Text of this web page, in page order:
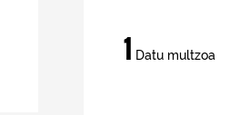
Datuak
eta
1 Datu multzoa